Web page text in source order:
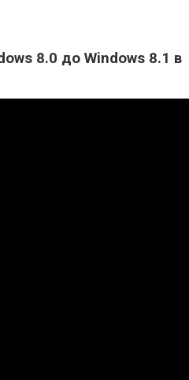
8.0 до Windows 8.1 в